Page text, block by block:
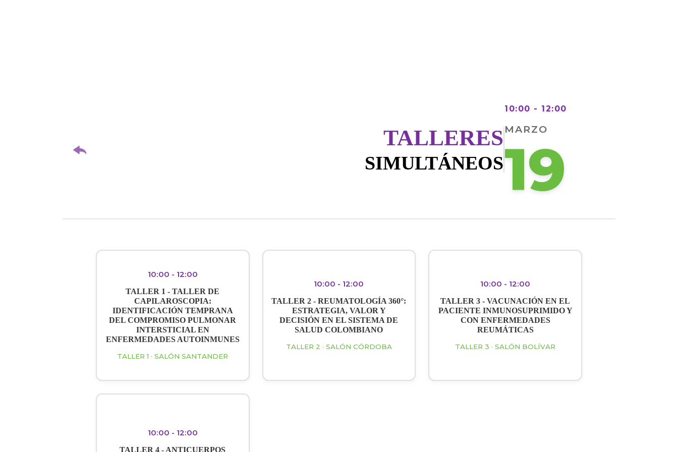
TALLERES
SIMULTÁNEOS
10:00 - 12:00
MARZO
19
10:00 - 12:00
TALLER 1 - TALLER DE
CAPILAROSCOPIA:
IDENTIFICACIÓN TEMPRANA
DEL COMPROMISO PULMONAR
INTERSTICIAL EN
ENFERMEDADES AUTOINMUNES
TALLER 1 · SALÓN SANTANDER
10:00 - 12:00
TALLER 2 - REUMATOLOGÍA 360°:
ESTRATEGIA, VALOR Y
DECISIÓN EN EL SISTEMA DE
SALUD COLOMBIANO
TALLER 2 · SALÓN CÓRDOBA
10:00 - 12:00
TALLER 3 - VACUNACIÓN EN EL
PACIENTE INMUNOSUPRIMIDO Y
CON ENFERMEDADES
REUMÁTICAS
TALLER 3 · SALÓN BOLÍVAR
10:00 - 12:00
TALLER 4 - ANTICUERPOS